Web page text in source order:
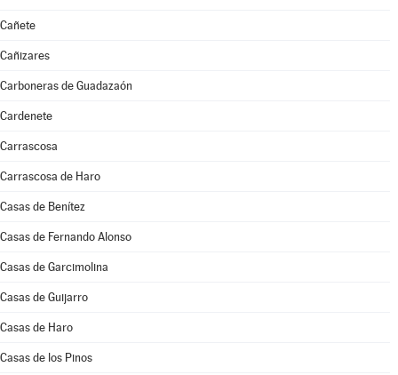
Cañete
Cañizares
Carboneras de Guadazaón
Cardenete
Carrascosa
Carrascosa de Haro
Casas de Benítez
Casas de Fernando Alonso
Casas de Garcimolina
Casas de Guijarro
Casas de Haro
Casas de los Pinos